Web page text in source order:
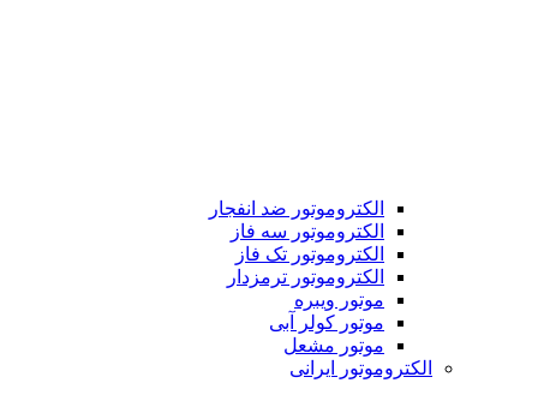
الکتروموتور ضد انفجار
الکتروموتور سه فاز
الکتروموتور تک فاز
الکتروموتور ترمزدار
موتور ویبره
موتور کولر آبی
موتور مشعل
الکتروموتور ایرانی